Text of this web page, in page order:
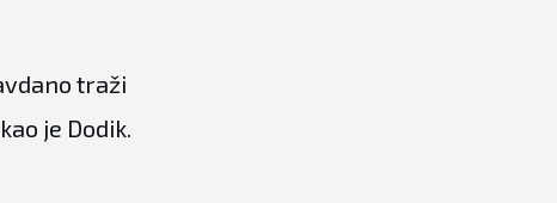
traži
je Dodik.